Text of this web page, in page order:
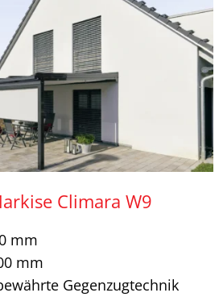
Climara W9
mm
mm
Gegenzugtechnik